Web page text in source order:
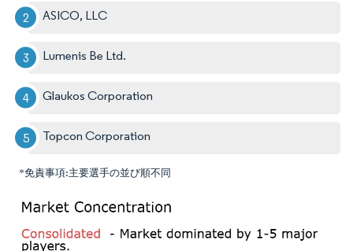
ASICO, LLC
Lumenis Be Ltd.
Glaukos Corporation
Topcon Corporation
*免責事項:主要選手の並び順不同